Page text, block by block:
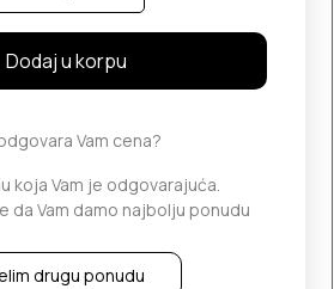
Dodaj u korpu
Vam cena?
koja Vam je odgovarajuća.
da Vam damo najbolju ponudu
drugu ponudu